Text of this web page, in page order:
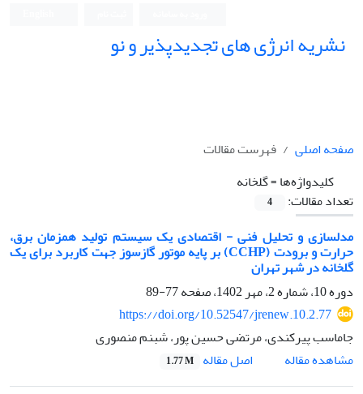
نشریه انرژی های تجدیدپذیر و نو
صفحه اصلی
فهرست مقالات
کلیدواژه‌ها =گلخانه
تعداد مقالات:
4
مدلسازی و تحلیل فنی - اقتصادی یک سیستم تولید همزمان برق،
حرارت و برودت (CCHP) بر پایه موتور گازسوز جهت کاربرد برای یک
گلخانه در شهر تهران
دوره 10، شماره 2، مهر 1402، صفحه
77-89
https://doi.org/10.52547/jrenew.10.2.77
جاماسب پیرکندی، مرتضی حسین پور، شبنم منصوری
مشاهده مقاله
اصل مقاله 1.77 M